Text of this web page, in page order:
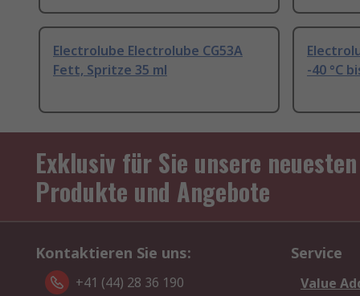
Electrolube Electrolube CG53A
Fett, Spritze 35 ml
-40 °C
Exklusiv für Sie unsere neuesten
Produkte und Angebote
Kontaktieren Sie uns:
+41 (44) 28 36 190
Service
Value